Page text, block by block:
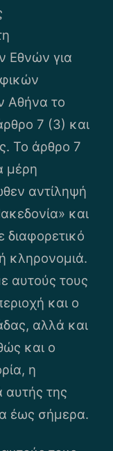
Εθνών για
Αθήνα το
7 (3) και
Το άρθρο 7
μέρη
αντίληψή
και
κληρονομιά.
αυτούς τους
και ο
αλλά και
και ο
η
αυτής της
έως σήμερα.